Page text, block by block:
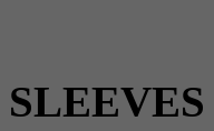
SLEEVES